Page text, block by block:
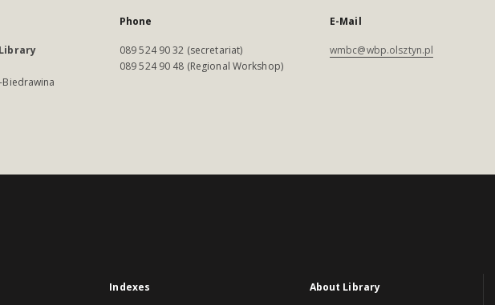
Biedrawina
Phone
089 524 90 32 (secretariat)
089 524 90 48 (Regional Workshop)
E-Mail
wmbc@wbp.olsztyn.pl
Indexes About Library